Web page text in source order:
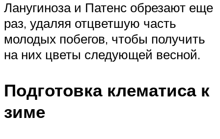
Ланугиноза и Патенс обрезают еще
раз, удаляя отцветшую часть
молодых побегов, чтобы получить
на них цветы следующей весной.
Подготовка клематиса к
зиме